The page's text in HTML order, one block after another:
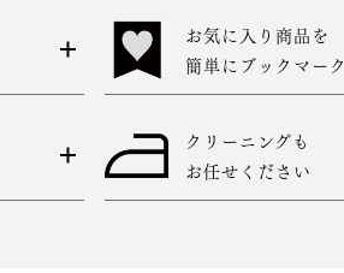
お気に入り商品を
簡単にブックマーク
クリーニングも
お任せください